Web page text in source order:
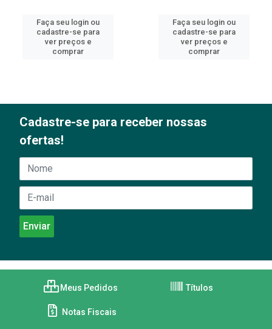
Faça seu login ou
cadastre-se para
ver preços e
comprar
Faça seu login ou
cadastre-se para
ver preços e
comprar
Cadastre-se para receber nossas
ofertas!
Meus Pedidos Títulos
Notas Fiscais